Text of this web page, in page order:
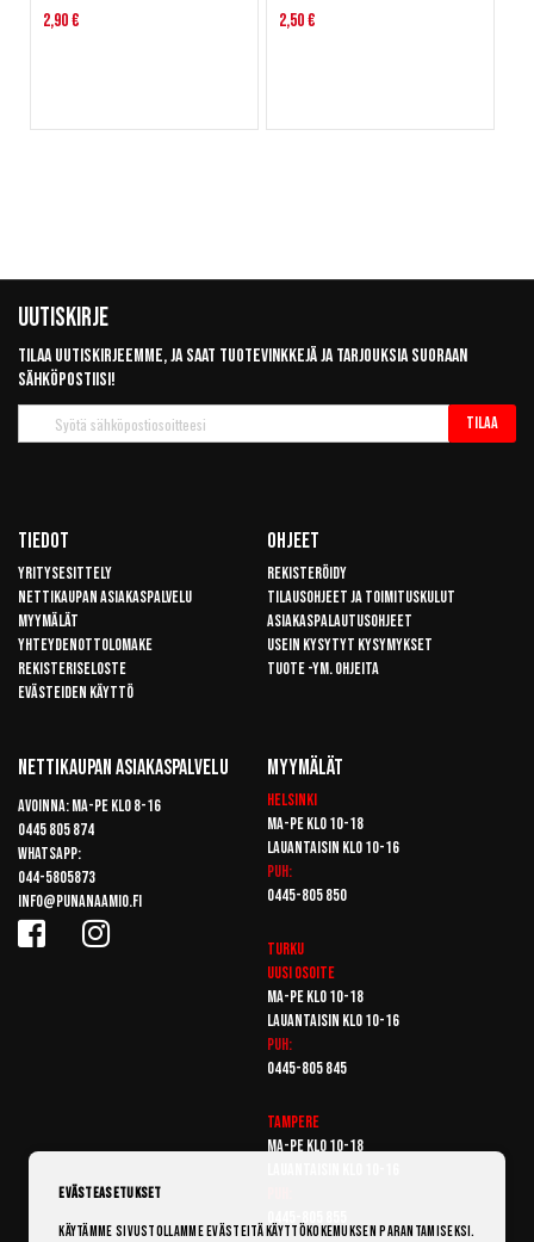
2,90 € 2,50 €
Uutiskirje
Tilaa uutiskirjeemme, ja saat tuotevinkkejä ja tarjouksia suoraan
sähköpostiisi!
uutiskirje
Tilaa
Tiedot
Yritysesittely
Nettikaupan asiakaspalvelu
Myymälät
Yhteydenottolomake
Rekisteriseloste
Evästeiden käyttö
Ohjeet
Rekisteröidy
Tilausohjeet ja toimituskulut
Asiakaspalautusohjeet
Usein kysytyt kysymykset
Tuote -ym. ohjeita
Nettikaupan Asiakaspalvelu
Avoinna: Ma-pe klo 8-16
0445 805 874
Whatsapp:
044-5805873
info@punanaamio.fi
Myymälät
Helsinki
Ma-pe klo 10-18
Lauantaisin klo 10-16
Puh:
0445-805 850
Turku
Uusi osoite
Ma-pe klo 10-18
Lauantaisin klo 10-16
Puh:
0445-805 845
Tampere
Ma-pe klo 10-18
Evästeasetukset
Käytämme sivustollamme evästeitä käyttökokemuksen parantamiseksi.